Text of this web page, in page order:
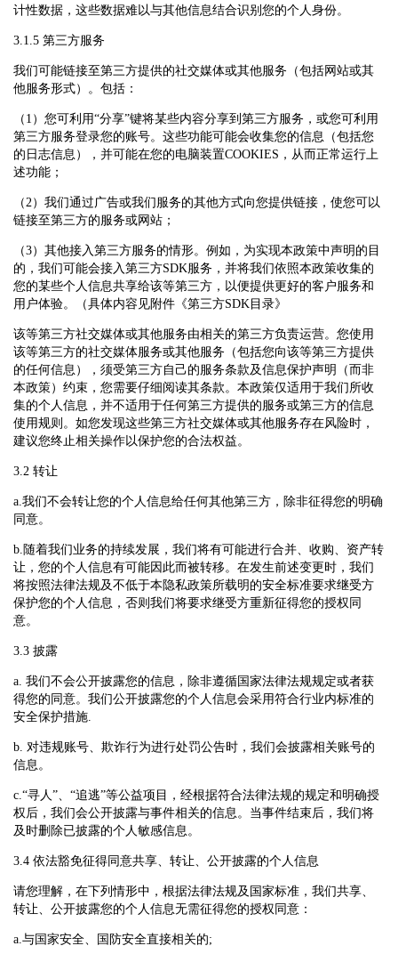
计性数据，这些数据难以与其他信息结合识别您的个人身份。
3.1.5 第三方服务
我们可能链接至第三方提供的社交媒体或其他服务（包括网站或其
他服务形式）。包括：
（1）您可利用“分享”键将某些内容分享到第三方服务，或您可利用
第三方服务登录您的账号。这些功能可能会收集您的信息（包括您
的日志信息），并可能在您的电脑装置COOKIES，从而正常运行上
述功能；
（2）我们通过广告或我们服务的其他方式向您提供链接，使您可以
链接至第三方的服务或网站；
（3）其他接入第三方服务的情形。例如，为实现本政策中声明的目
的，我们可能会接入第三方SDK服务，并将我们依照本政策收集的
您的某些个人信息共享给该等第三方，以便提供更好的客户服务和
用户体验。（具体内容见附件《第三方SDK目录》
该等第三方社交媒体或其他服务由相关的第三方负责运营。您使用
该等第三方的社交媒体服务或其他服务（包括您向该等第三方提供
的任何信息），须受第三方自己的服务条款及信息保护声明（而非
本政策）约束，您需要仔细阅读其条款。本政策仅适用于我们所收
集的个人信息，并不适用于任何第三方提供的服务或第三方的信息
使用规则。如您发现这些第三方社交媒体或其他服务存在风险时，
建议您终止相关操作以保护您的合法权益。
3.2 转让
a.我们不会转让您的个人信息给任何其他第三方，除非征得您的明确
同意。
b.随着我们业务的持续发展，我们将有可能进行合并、收购、资产转
让，您的个人信息有可能因此而被转移。在发生前述变更时，我们
将按照法律法规及不低于本隐私政策所载明的安全标准要求继受方
保护您的个人信息，否则我们将要求继受方重新征得您的授权同
意。
3.3 披露
a. 我们不会公开披露您的信息，除非遵循国家法律法规规定或者获
得您的同意。我们公开披露您的个人信息会采用符合行业内标准的
安全保护措施.
b. 对违规账号、欺诈行为进行处罚公告时，我们会披露相关账号的
信息。
c.“寻人”、“追逃”等公益项目，经根据符合法律法规的规定和明确授
权后，我们会公开披露与事件相关的信息。当事件结束后，我们将
及时删除已披露的个人敏感信息。
3.4 依法豁免征得同意共享、转让、公开披露的个人信息
请您理解，在下列情形中，根据法律法规及国家标准，我们共享、
转让、公开披露您的个人信息无需征得您的授权同意：
a.与国家安全、国防安全直接相关的;